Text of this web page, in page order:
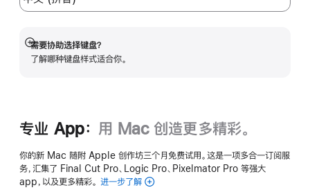
需要协助选择键盘？
了解哪种键盘样式适合你。
展
开
专业 App： 用 Mac 创造更多精彩。
你的新 Mac 随附 Apple 创作坊三个月免费试用。这是一项多合一订阅服
务，汇集了 Final Cut Pro、Logic Pro、Pixelmator Pro 等强大
app，以及更多精彩。 进一步了解 Apple